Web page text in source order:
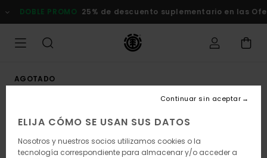
la
DOBLE PROMO 25% de descuento suplementario en las
AGOTADO
ELIJA CÓMO SE USAN SUS DATOS
Nosotros y nuestros socios utilizamos cookies o la
tecnología correspondiente para almacenar y/o acceder a
Continuar sin aceptar